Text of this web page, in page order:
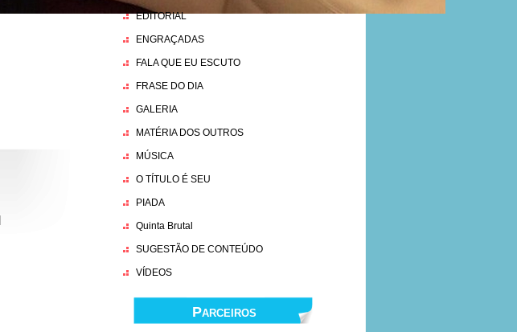
EDITORIAL
ENGRAÇADAS
FALA QUE EU ESCUTO
FRASE DO DIA
GALERIA
MATÉRIA DOS OUTROS
MÚSICA
O TÍTULO É SEU
PIADA
Quinta Brutal
SUGESTÃO DE CONTEÚDO
VÍDEOS
Parceiros